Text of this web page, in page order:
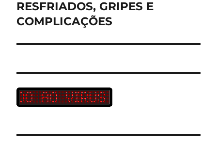
Próximo
post:
RESFRIADOS, GRIPES E
COMPLICAÇÕES